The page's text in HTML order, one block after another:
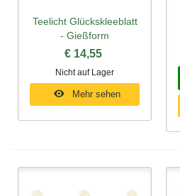
Teelicht Glückskleeblatt
- Gießform
€ 14,55
Nicht auf Lager
Mehr sehen